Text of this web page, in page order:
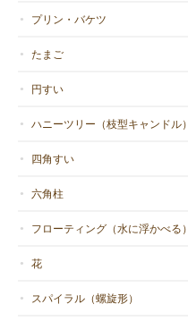
プリン・バケツ
たまご
円すい
ハニーツリー（枝型キャンドル）
四角すい
六角柱
フローティング（水に浮かべる）
花
スパイラル（螺旋形）